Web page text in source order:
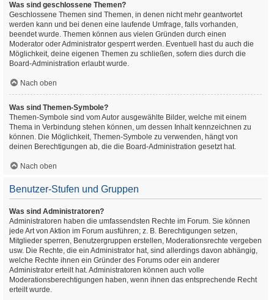
Was sind geschlossene Themen?
Geschlossene Themen sind Themen, in denen nicht mehr geantwortet
werden kann und bei denen eine laufende Umfrage, falls vorhanden,
beendet wurde. Themen können aus vielen Gründen durch einen
Moderator oder Administrator gesperrt werden. Eventuell hast du auch die
Möglichkeit, deine eigenen Themen zu schließen, sofern dies durch die
Board-Administration erlaubt wurde.
Nach oben
Was sind Themen-Symbole?
Themen-Symbole sind vom Autor ausgewählte Bilder, welche mit einem
Thema in Verbindung stehen können, um dessen Inhalt kennzeichnen zu
können. Die Möglichkeit, Themen-Symbole zu verwenden, hängt von
deinen Berechtigungen ab, die die Board-Administration gesetzt hat.
Nach oben
Benutzer-Stufen und Gruppen
Was sind Administratoren?
Administratoren haben die umfassendsten Rechte im Forum. Sie können
jede Art von Aktion im Forum ausführen; z. B. Berechtigungen setzen,
Mitglieder sperren, Benutzergruppen erstellen, Moderationsrechte vergeben
usw. Die Rechte, die ein Administrator hat, sind allerdings davon abhängig,
welche Rechte ihnen ein Gründer des Forums oder ein anderer
Administrator erteilt hat. Administratoren können auch volle
Moderationsberechtigungen haben, wenn ihnen das entsprechende Recht
erteilt wurde.